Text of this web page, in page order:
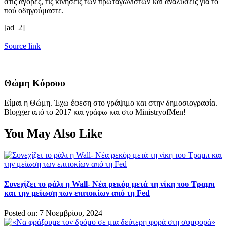
πού οδηγούμαστε.
[ad_2]
Source link
Θώμη Κόρσου
Είμαι η Θώμη. Έχω έφεση στο γράψιμο και στην δημοσιογραφία.
Blogger από το 2017 και γράφω και στο MinistryofMen!
You May Also Like
Συνεχίζει το ράλι η Wall- Νέα ρεκόρ μετά τη νίκη του Τραμπ
και την μείωση των επιτοκίων από τη Fed
Posted on: 7 Νοεμβρίου, 2024